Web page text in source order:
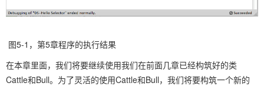
图5-1，第5章程序的执行结果
在本章里面，我们将要继续使用我们在前面几章已经构筑好的类
Cattle和Bull。为了灵活的使用Cattle和Bull，我们将要构筑一个新的